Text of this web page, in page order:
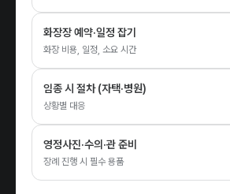
화장장 예약·일정 잡기
화장 비용, 일정, 소요 시간
임종 시 절차 (자택·병원)
상황별 대응
영정사진·수의·관 준비
장례 진행 시 필수 용품